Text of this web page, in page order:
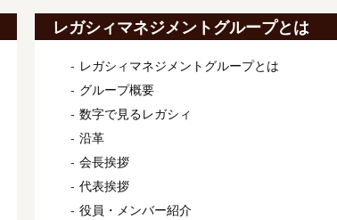
レガシィマネジメントグループとは
レガシィマネジメントグループとは
グループ概要
数字で見るレガシィ
沿革
会長挨拶
代表挨拶
役員・メンバー紹介